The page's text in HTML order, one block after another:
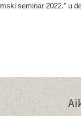
seminar 2022." u